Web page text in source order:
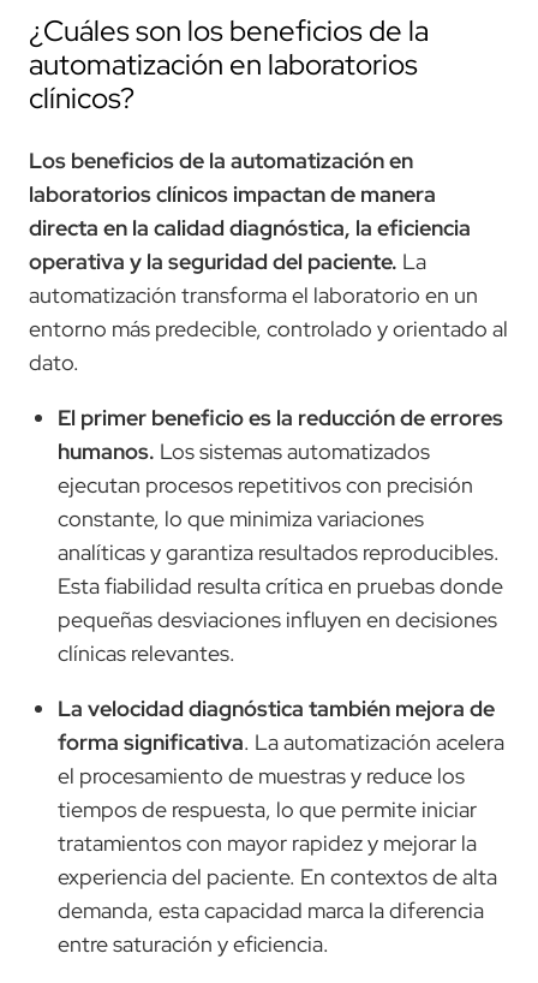
¿Cuáles son los beneficios de la
automatización en laboratorios
clínicos?
Los beneficios de la automatización en
laboratorios clínicos impactan de manera
directa en la calidad diagnóstica, la eficiencia
operativa y la seguridad del paciente. La
automatización transforma el laboratorio en un
entorno más predecible, controlado y orientado al
dato.
El primer beneficio es la reducción de errores
humanos. Los sistemas automatizados
ejecutan procesos repetitivos con precisión
constante, lo que minimiza variaciones
analíticas y garantiza resultados reproducibles.
Esta fiabilidad resulta crítica en pruebas donde
pequeñas desviaciones influyen en decisiones
clínicas relevantes.
La velocidad diagnóstica también mejora de
forma significativa. La automatización acelera
el procesamiento de muestras y reduce los
tiempos de respuesta, lo que permite iniciar
tratamientos con mayor rapidez y mejorar la
experiencia del paciente. En contextos de alta
demanda, esta capacidad marca la diferencia
entre saturación y eficiencia.